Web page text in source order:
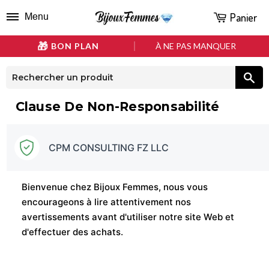
BON PLAN À NE PAS MANQUER
Menu Panier
Clause De Non-Responsabilité
CPM CONSULTING FZ LLC
Bienvenue chez Bijoux Femmes, nous vous
encourageons à lire attentivement nos
avertissements avant d'utiliser notre site Web et
d'effectuer des achats.